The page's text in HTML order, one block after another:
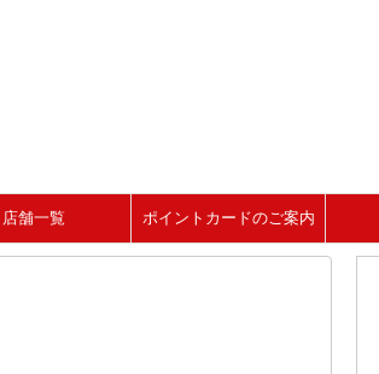
店舗一覧 ポイントカードのご案内